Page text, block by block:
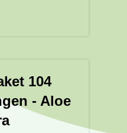
104
- Aloe